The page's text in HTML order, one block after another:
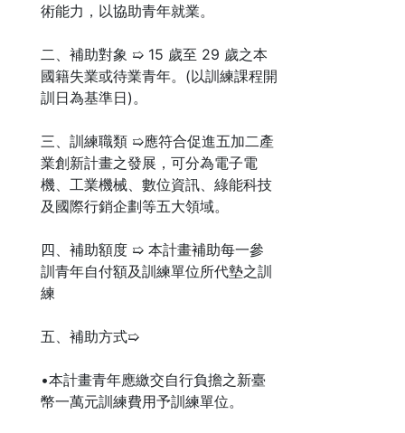
術能力，以協助青年就業。
二、補助對象 ➯ 15 歲至 29 歲之本
國籍失業或待業青年。(以訓練課程開
訓日為基準日)。
三、訓練職類 ➯應符合促進五加二產
業創新計畫之發展，可分為電子電
機、工業機械、數位資訊、綠能科技
及國際行銷企劃等五大領域。
四、補助額度 ➯ 本計畫補助每一參
訓青年自付額及訓練單位所代墊之訓
練
五、補助方式➯
•本計畫青年應繳交自行負擔之新臺
幣一萬元訓練費用予訓練單位。